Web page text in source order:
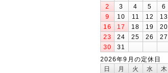
2
3 4 5 6
9
10 11 12 13
16
17 18 19 20
23
24 25 26 27
30
31
2026年9月の定休日
日
月 火 水 木